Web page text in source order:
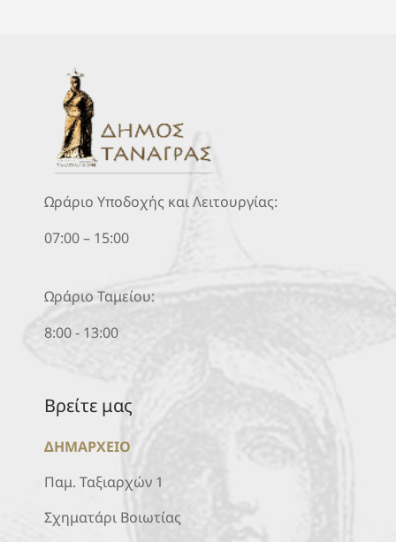
Ωράριο Υποδοχής και Λειτουργίας:
07:00 – 15:00
Ωράριο Ταμείου:
8:00 - 13:00
Βρείτε μας
ΔΗΜΑΡΧΕΙΟ
Παμ. Ταξιαρχών 1
Σχηματάρι Βοιωτίας